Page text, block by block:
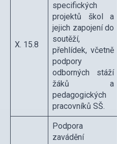
X. 15.8
specifických
projektů škol a
jejich zapojení do
soutěží,
přehlídek, včetně
podpory
odborných stáží
žáků a
pedagogických
pracovníků SŠ.
Podpora
zavádění